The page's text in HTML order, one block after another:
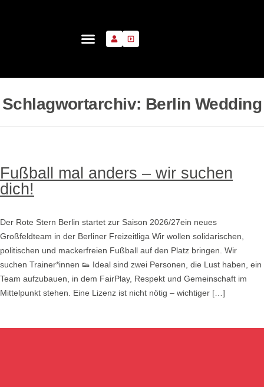
Schlagwortarchiv: Berlin Wedding
Fußball mal anders – wir suchen
dich!
Der Rote Stern Berlin startet zur Saison 2026/27ein neues
Großfeldteam in der Berliner Freizeitliga Wir wollen solidarischen,
politischen und mackerfreien Fußball auf den Platz bringen. Wir
suchen Trainer*innen 👟 Ideal sind zwei Personen, die Lust haben, ein
Team aufzubauen, in dem FairPlay, Respekt und Gemeinschaft im
Mittelpunkt stehen. Eine Lizenz ist nicht nötig – wichtiger […]